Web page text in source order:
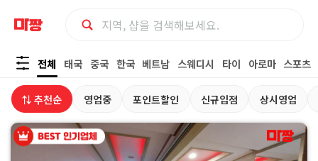
마
사
지
전체 태국 중국 한국 베트남 스웨디시 타이 아로마 스포츠
⇅ 추천순 영업중 포인트할인 신규입점 상시영업